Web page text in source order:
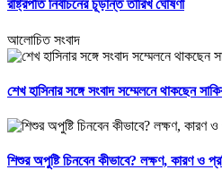
রাষ্ট্রপতি নির্বাচনের চূড়ান্ত তারিখ ঘোষণা
আলোচিত সংবাদ
শেখ হাসিনার সঙ্গে সংবাদ সম্মেলনে থাকছেন
শিশুর অপুষ্টি চিনবেন কীভাবে? লক্ষণ, কারণ ও